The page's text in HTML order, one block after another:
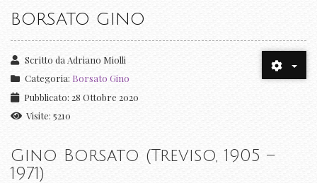
BORSATO GINO
Scritto da Adriano Miolli
Categoria: Borsato Gino
Pubblicato: 28 Ottobre 2020
Visite: 5210
Gino Borsato (Treviso, 1905 –
1971)